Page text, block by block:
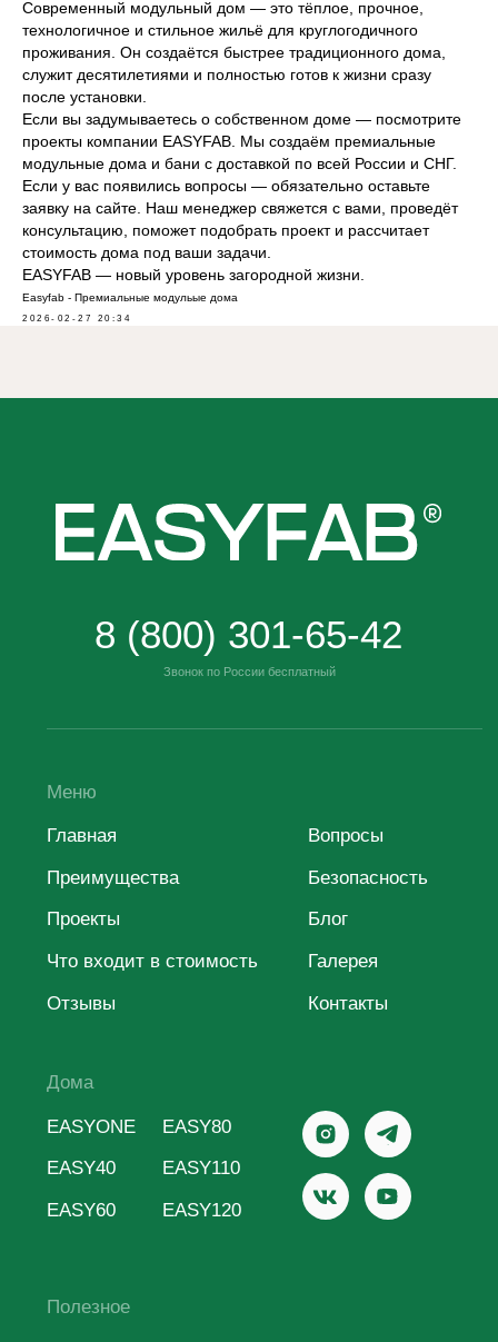
Современный модульный дом — это тёплое, прочное,
технологичное и стильное жильё для круглогодичного
проживания. Он создаётся быстрее традиционного дома,
служит десятилетиями и полностью готов к жизни сразу
после установки.
Если вы задумываетесь о собственном доме — посмотрите
проекты компании EASYFAB. Мы создаём премиальные
модульные дома и бани с доставкой по всей России и СНГ.
Если у вас появились вопросы — обязательно оставьте
заявку на сайте. Наш менеджер свяжется с вами, проведёт
консультацию, поможет подобрать проект и рассчитает
стоимость дома под ваши задачи.
EASYFAB — новый уровень загородной жизни.
Easyfab - Премиальные модульые дома
2026-02-27 20:34